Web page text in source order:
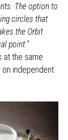
The option to
circles that
the Orbit
point.”
at the same
independent